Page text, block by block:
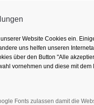
Für
Website Cookies ein.
uns helfen unseren
über den Button "Alle
vornehmen und diese mit dem
Fonts zulassen damit die